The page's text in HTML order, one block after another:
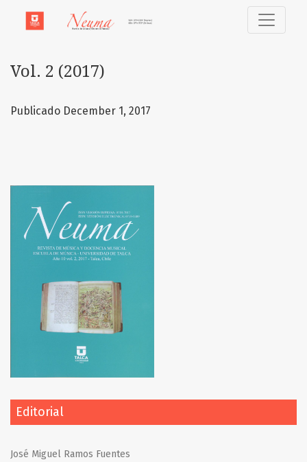
Vol. 2 (2017)
Publicado December 1, 2017
Editorial
José Miguel Ramos Fuentes